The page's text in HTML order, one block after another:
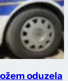
oduzela